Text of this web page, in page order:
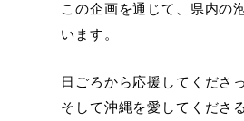
この企画を通じて、県内の
います。
日ごろから応援してくださ
そして沖縄を愛してくださ